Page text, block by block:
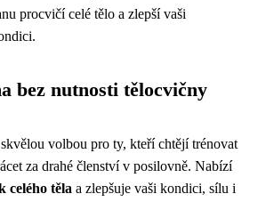
procvičí celé tělo a zlepší vaši
bez nutnosti tělocvičny
volbou pro ty, kteří chtějí trénovat
za drahé členství v posilovně. Nabízí
celého těla a zlepšuje vaši kondici, sílu i